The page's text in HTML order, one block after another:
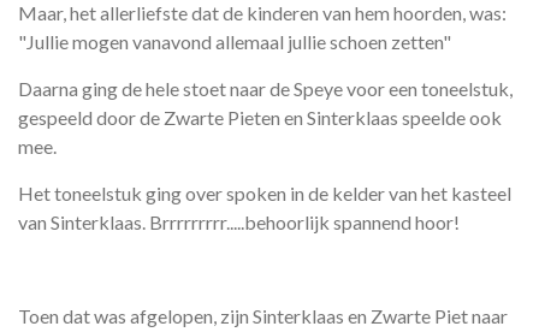
Maar, het allerliefste dat de kinderen van hem hoorden, was:
"Jullie mogen vanavond allemaal jullie schoen zetten"
Daarna ging de hele stoet naar de Speye voor een toneelstuk,
gespeeld door de Zwarte Pieten en Sinterklaas speelde ook
mee.
Het toneelstuk ging over spoken in de kelder van het kasteel
van Sinterklaas. Brrrrrrrrr.....behoorlijk spannend hoor!
Toen dat was afgelopen, zijn Sinterklaas en Zwarte Piet naar